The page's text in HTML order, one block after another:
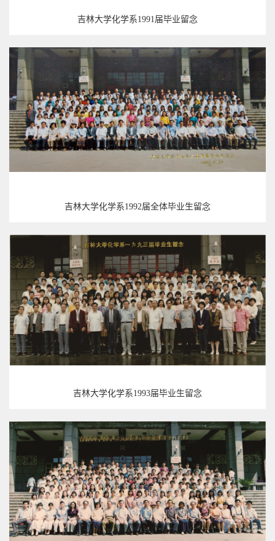
吉林大学化学系1991届毕业留念
吉林大学化学系1992届全体毕业生留念
吉林大学化学系1993届毕业生留念